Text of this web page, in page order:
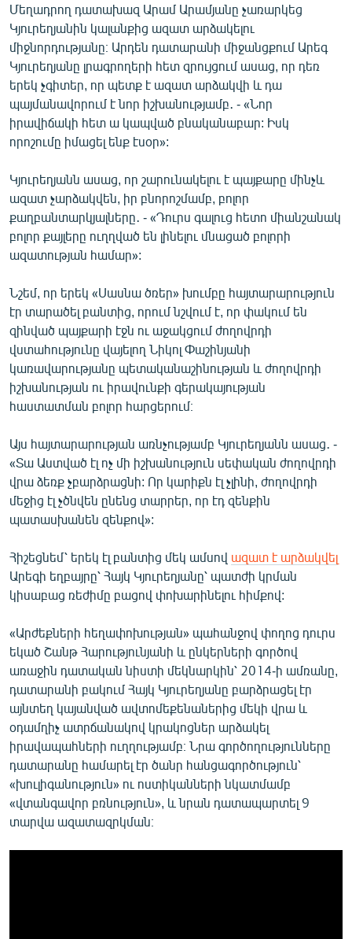
Մեղադրող դատախազ Արամ Արամյանը չառարկեց
Կյուրեղյանին կալանքից ազատ արձակելու
միջնորդությանը։ Արդեն դատարանի միջանցքում Արեգ
Կյուրեղյանը լրագրողերի հետ զրույցում ասաց, որ դեռ
երեկ չգիտեր, որ պետք է ազատ արձակվի և դա
պայմանավորում է նոր իշխանությամբ․ - «Նոր
իրավիճակի հետ ա կապված բնականաբար: Իսկ
որոշումը իմացել ենք էսօր»:
Կյուրեղյանն ասաց, որ շարունակելու է պայքարը մինչև
ազատ չարձակվեն, իր բնորոշմամբ, բոլոր
քաղբանտարկյալները․ - «Դուրս գալուց հետո միանշանակ
բոլոր քայլերը ուղղված են լինելու մնացած բոլորի
ազատության համար»:
Նշեմ, որ երեկ «Սասնա ծռեր» խումբը հայտարարություն
էր տարածել բանտից, որում նշվում է, որ փակում են
զինված պայքարի էջն ու աջակցում ժողովրդի
վստահությունը վայելող Նիկոլ Փաշինյանի
կառավարությանը պետականաշինության և ժողովրդի
իշխանության ու իրավունքի գերակայության
հաստատման բոլոր հարցերում։
Այս հայտարարության առնչությամբ Կյուրեղյանն ասաց․ -
«Տա Աստված էլ ոչ մի իշխանություն սեփական ժողովրդի
վրա ձեռք չբարձրացնի: Որ կարիքն էլ չլինի, ժողովրդի
մեջից էլ չծնվեն ընենց տարրեր, որ էդ զենքին
պատասխանեն զենքով»:
Հիշեցնեմ՝ երեկ էլ բանտից մեկ ամսով ազատ է արձակվել
Արեգի եղբայրը՝ Հայկ Կյուրեղյանը՝ պատժի կրման
կիսաբաց ռեժիմը բացով փոխարինելու հիմքով:
«Արժեքների հեղափոխության» պահանջով փողոց դուրս
եկած Շանթ Հարությունյանի և ընկերների գործով
առաջին դատական նիստի մեկնարկին՝ 2014-ի ամռանը,
դատարանի բակում Հայկ Կյուրեղյանը բարձրացել էր
այնտեղ կայանված ավտոմեքենաներից մեկի վրա և
օդամղիչ ատրճանակով կրակոցներ արձակել
իրավապահների ուղղությամբ։ Նրա գործողությունները
դատարանը համարել էր ծանր հանցագործություն՝
«խուլիգանություն» ու ոստիկանների նկատմամբ
«վտանգավոր բռնություն», և նրան դատապարտել 9
տարվա ազատազրկման։